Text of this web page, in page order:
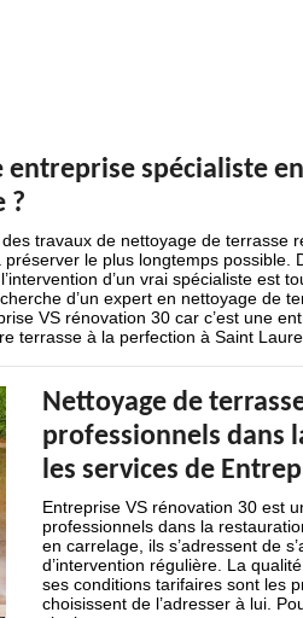
entreprise spécialiste
?
travaux de nettoyage de terrasse
le plus longtemps possible.
d’un vrai spécialiste est
d’un expert en nettoyage de
VS rénovation 30 car c’est une
terrasse à la perfection à Saint
Nettoyage de
professionnels dans
les services de
Entreprise VS rénovation 30 est
professionnels dans la
en carrelage, ils s’adressent de
d’intervention régulière. La
ses conditions tarifaires sont les
choisissent de l’adresser à lui.